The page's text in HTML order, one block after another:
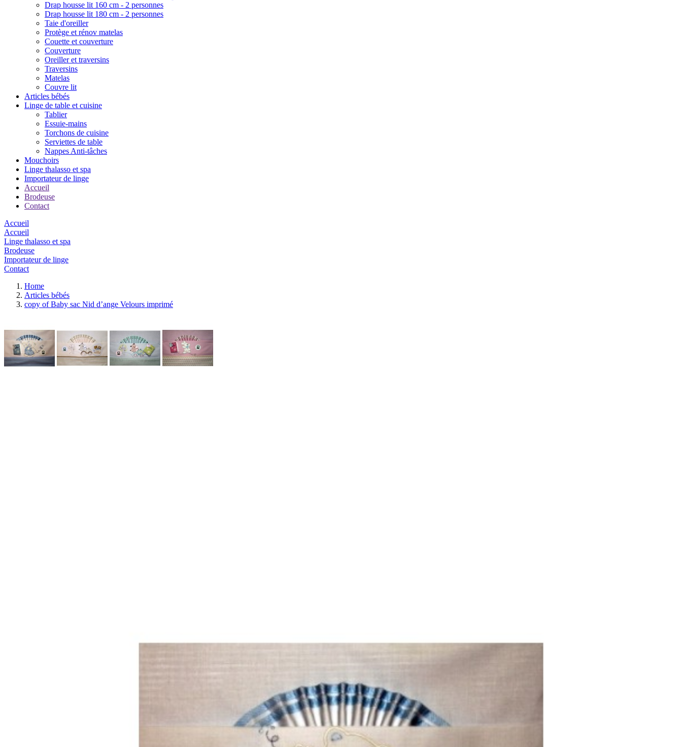
Drap housse lit 160 cm - 2 personnes
Drap housse lit 180 cm - 2 personnes
Taie d'oreiller
Protège et rénov matelas
Couette et couverture
Couverture
Oreiller et traversins
Traversins
Matelas
Couvre lit
Articles bébés
Linge de table et cuisine
Tablier
Essuie-mains
Torchons de cuisine
Serviettes de table
Nappes Anti-tâches
Mouchoirs
Linge thalasso et spa
Importateur de linge
Accueil
Brodeuse
Contact
Accueil
Accueil
Linge thalasso et spa
Brodeuse
Importateur de linge
Contact
Home
Articles bébés
copy of Baby sac Nid d’ange Velours imprimé